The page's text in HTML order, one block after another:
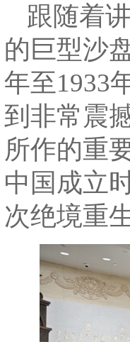
跟随着
的巨型沙
年至1933
到非常震
所作的重
中国成立
次绝境重